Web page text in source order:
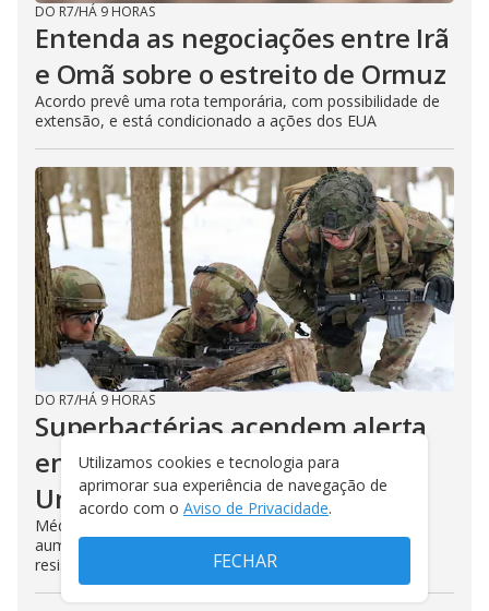
DO R7/HÁ 9 HORAS
Entenda as negociações entre Irã
e Omã sobre o estreito de Ormuz
Acordo prevê uma rota temporária, com possibilidade de
extensão, e está condicionado a ações dos EUA
DO R7/HÁ 9 HORAS
Superbactérias acendem alerta
entre militares dos Estados
Unidos; entenda
Médicos que atuam na Ucrânia já haviam relatado
aumento de infecções causadas por microrganismos
resistentes a medicamentos
Utilizamos cookies e tecnologia para
aprimorar sua experiência de navegação de
acordo com o Aviso de Privacidade.
FECHAR